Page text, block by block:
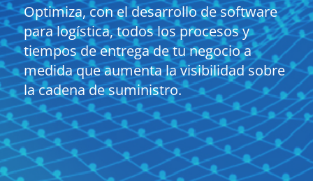
Optimiza,con eldesarrollo de software
paralogística,todoslosprocesos y
tiempos de entrega de tu negocio a
medida que aumenta la visibilidad sobre
la cadena de suministro.